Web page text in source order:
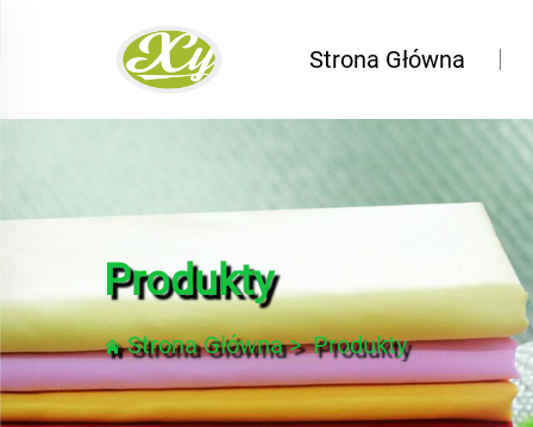
Strona Główna
Produkty
Strona Główna>Produkty